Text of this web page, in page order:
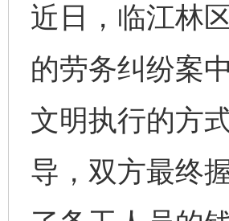
近日，临江林
的劳务纠纷案
文明执行的方
导，双方最终